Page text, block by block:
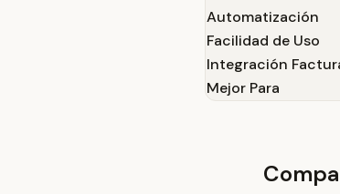
Automatización
Facilidad de Uso
Integración
Mejor Para